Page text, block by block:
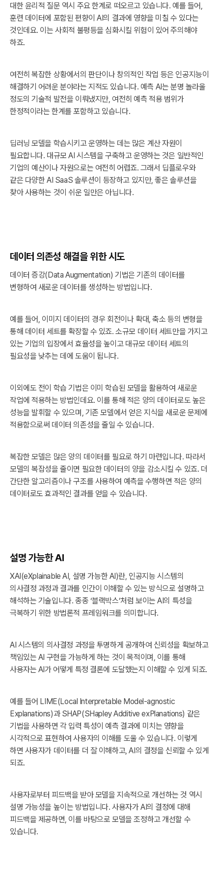
대한 윤리적 질문 역시 주요 한계로 떠오르고 있습니다. 예를 들어,
훈련 데이터에 포함된 편향이 AI의 결과에 영향을 미칠 수 있다는
것인데요. 이는 사회적 불평등을 심화시킬 위험이 있어 주의해야
하죠.
여전히 복잡한 상황에서의 판단이나 창의적인 작업 등은 인공지능이
해결하기 어려운 분야라는 지적도 있습니다. 예측 AI는 분명 놀라울
정도의 기술적 발전을 이뤄냈지만, 여전히 예측 적용 범위가
한정적이라는 한계를 포함하고 있습니다.
딥러닝 모델을 학습시키고 운영하는 데는 많은 계산 자원이
필요합니다. 대규모 AI 시스템을 구축하고 운영하는 것은 일반적인
기업의 예산이나 자원으로는 여전히 어렵죠. 그래서 딥플로우와
같은 다양한 AI SaaS 솔루션이 등장하고 있지만, 좋은 솔루션을
찾아 사용하는 것이 쉬운 일만은 아닙니다.
데이터 의존성 해결을 위한 시도
데이터 증강(Data Augmentation) 기법은 기존의 데이터를
변형하여 새로운 데이터를 생성하는 방법입니다.
예를 들어, 이미지 데이터의 경우 회전이나 확대, 축소 등의 변형을
통해 데이터 세트를 확장할 수 있죠. 소규모 데이터 세트만을 가지고
있는 기업의 입장에서 효율성을 높이고 대규모 데이터 세트의
필요성을 낮추는 데에 도움이 됩니다.
이외에도 전이 학습 기법은 이미 학습된 모델을 활용하여 새로운
작업에 적용하는 방법인데요. 이를 통해 적은 양의 데이터로도 높은
성능을 발휘할 수 있으며, 기존 모델에서 얻은 지식을 새로운 문제에
적용함으로써 데이터 의존성을 줄일 수 있습니다.
복잡한 모델은 많은 양의 데이터를 필요로 하기 마련입니다. 따라서
모델의 복잡성을 줄이면 필요한 데이터의 양을 감소시킬 수 있죠. 더
간단한 알고리즘이나 구조를 사용하여 예측을 수행하면 적은 양의
데이터로도 효과적인 결과를 얻을 수 있습니다.
설명 가능한 AI
XAI(eXplainable AI, 설명 가능한 AI)란, 인공지능 시스템의
의사결정 과정과 결과를 인간이 이해할 수 있는 방식으로 설명하고
해석하는 기술입니다. 종종 ‘블랙박스’처럼 보이는 AI의 특성을
극복하기 위한 방법론적 프레임워크를 의미합니다.
AI 시스템의 의사결정 과정을 투명하게 공개하여 신뢰성을 확보하고
책임있는 AI 구현을 가능하게 하는 것이 목적이며, 이를 통해
사용자는 AI가 어떻게 특정 결론에 도달했는지 이해할 수 있게 되죠.
예를 들어 LIME(Local Interpretable Model-agnostic
Explanations)과 SHAP(SHapley Additive exPlanations) 같은
기법을 사용하면 각 입력 특성이 예측 결과에 미치는 영향을
시각적으로 표현하여 사용자의 이해를 도울 수 있습니다. 이렇게
하면 사용자가 데이터를 더 잘 이해하고, AI의 결정을 신뢰할 수 있게
되죠.
사용자로부터 피드백을 받아 모델을 지속적으로 개선하는 것 역시
설명 가능성을 높이는 방법입니다. 사용자가 AI의 결정에 대해
피드백을 제공하면, 이를 바탕으로 모델을 조정하고 개선할 수
있습니다.